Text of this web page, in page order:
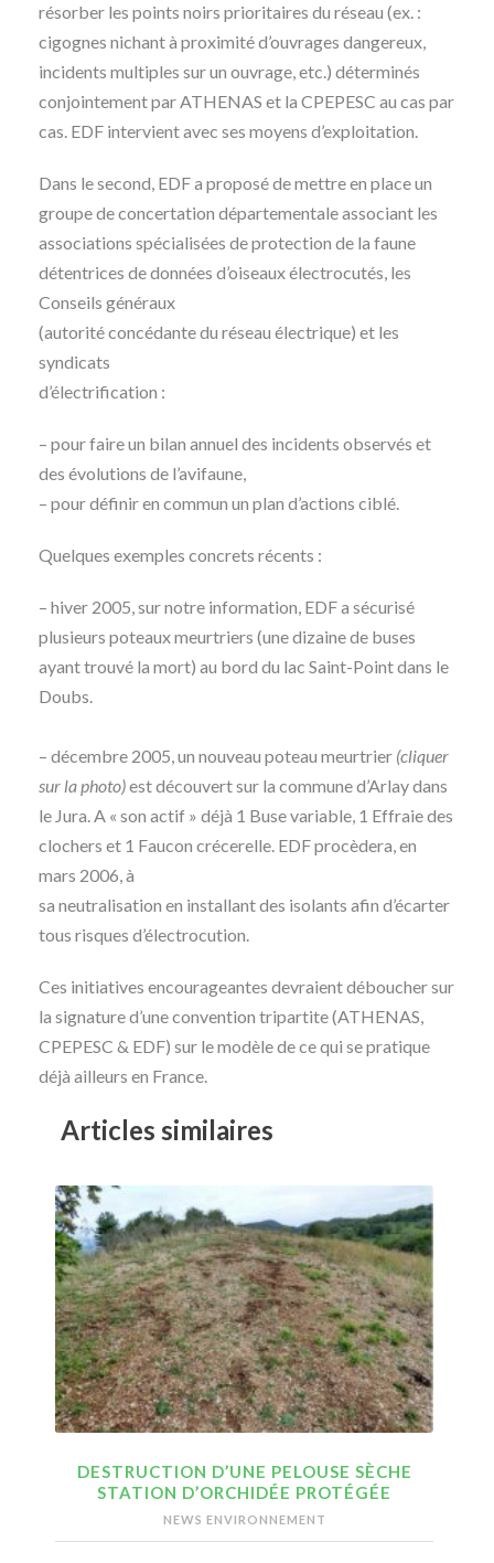
résorber les points noirs prioritaires du réseau (ex. :
cigognes nichant à proximité d’ouvrages dangereux,
incidents multiples sur un ouvrage, etc.) déterminés
conjointement par ATHENAS et la CPEPESC au cas par
cas. EDF intervient avec ses moyens d’exploitation.
Dans le second, EDF a proposé de mettre en place un
groupe de concertation départementale associant les
associations spécialisées de protection de la faune
détentrices de données d’oiseaux électrocutés, les
Conseils généraux
(autorité concédante du réseau électrique) et les
syndicats
d’électrification :
– pour faire un bilan annuel des incidents observés et
des évolutions de l’avifaune,
– pour définir en commun un plan d’actions ciblé.
Quelques exemples concrets récents :
– hiver 2005, sur notre information, EDF a sécurisé
plusieurs poteaux meurtriers (une dizaine de buses
ayant trouvé la mort) au bord du lac Saint-Point dans le
Doubs.
– décembre 2005, un nouveau poteau meurtrier (cliquer
sur la photo)est découvert sur la commune d’Arlay dans
le Jura. A « son actif » déjà 1 Buse variable, 1 Effraie des
clochers et 1 Faucon crécerelle. EDF procèdera, en
mars 2006, à
sa neutralisation en installant des isolants afin d’écarter
tous risques d’électrocution.
Ces initiatives encourageantes devraient déboucher sur
la signature d’une convention tripartite (ATHENAS,
CPEPESC & EDF) sur le modèle de ce qui se pratique
déjà ailleurs en France.
Articles similaires
DESTRUCTION D’UNE PELOUSE SÈCHE
STATION D’ORCHIDÉE PROTÉGÉE
NEWS ENVIRONNEMENT